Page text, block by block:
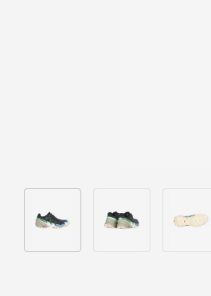
Bild 1 in Galerieansicht laden